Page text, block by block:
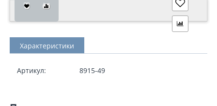
Характеристики
Артикул: 8915-49